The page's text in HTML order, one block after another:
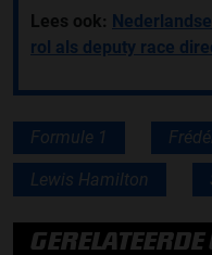
Lees ook:
rol als deputy race
Formule 1
Lewis Hamilton